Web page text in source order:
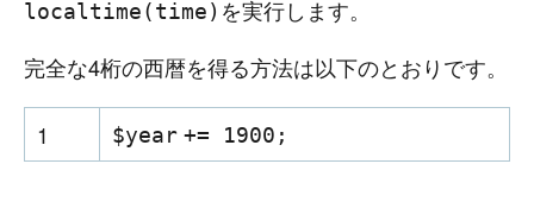
localtime(time) を実行します。
完全な4桁の西暦を得る方法は以下のとおりです。
1 $year += 1900;